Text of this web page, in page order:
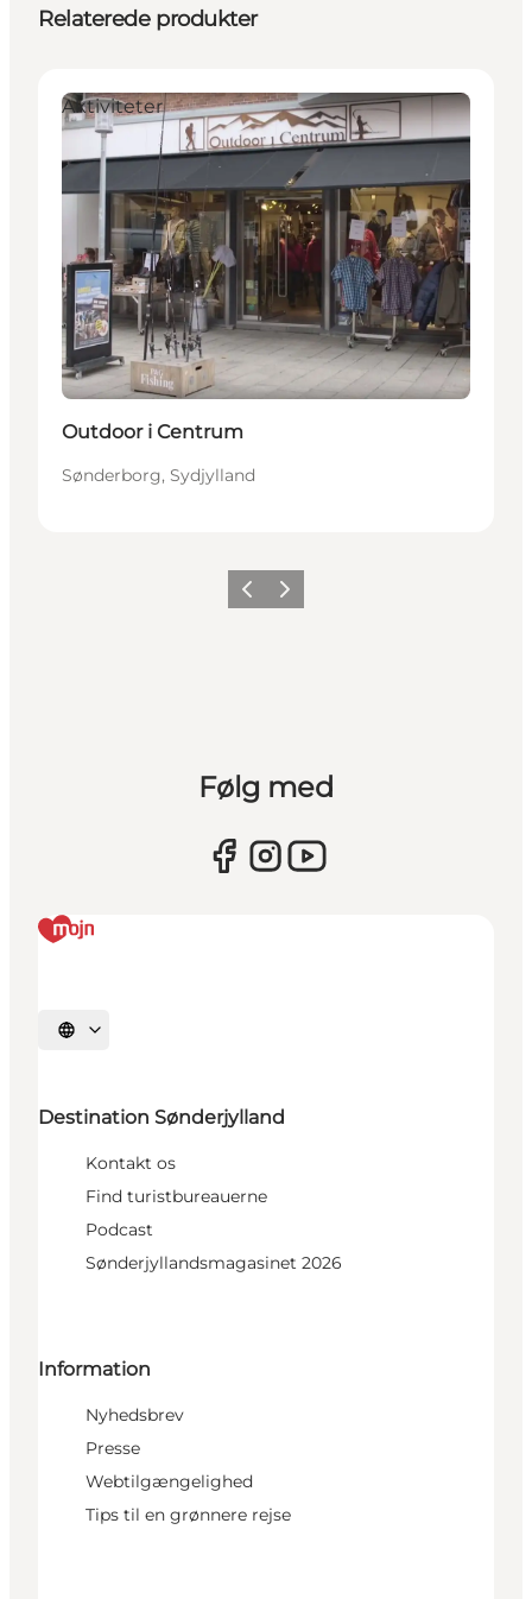
Relaterede produkter
Aktiviteter
Outdoor i Centrum
Sønderborg, Sydjylland
ForrigeNæste
Følg med
Vælg sprog
Destination Sønderjylland
Kontakt os
Find turistbureauerne
Podcast
Sønderjyllandsmagasinet 2026
Information
Nyhedsbrev
Presse
Webtilgængelighed
Tips til en grønnere rejse